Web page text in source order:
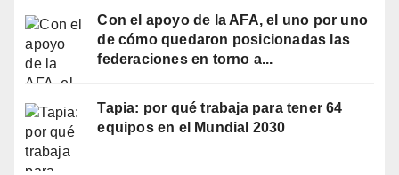
Con el apoyo de la AFA, el uno por uno
de cómo quedaron posicionadas las
federaciones en torno a...
Tapia: por qué trabaja para tener 64
equipos en el Mundial 2030